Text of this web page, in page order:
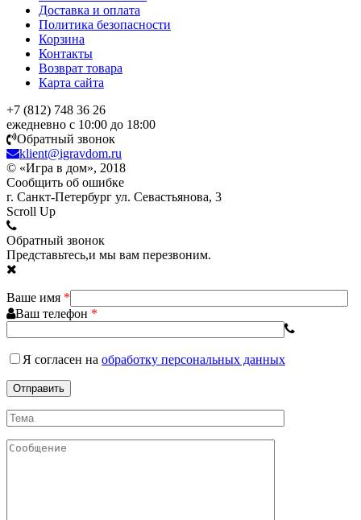
Доставка и оплата
Политика безопасности
Корзина
Контакты
Возврат товара
Карта сайта
+7 (812) 748 36 26
ежедневно с 10:00 до 18:00
Обратный звонок
klient@igravdom.ru
© «Игра в дом», 2018
Сообщить об ошибке
г. Санкт-Петербург ул. Севастьянова, 3
Scroll Up
Обратный звонок
Представьтесь,и мы вам перезвоним.
Ваше имя *
Ваш телефон *
Я согласен на обработку персональных данных